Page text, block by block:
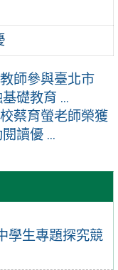
學生專題探究競
師參與臺北市
礎教育 ...
蔡育螢老師榮獲
讀優 ...